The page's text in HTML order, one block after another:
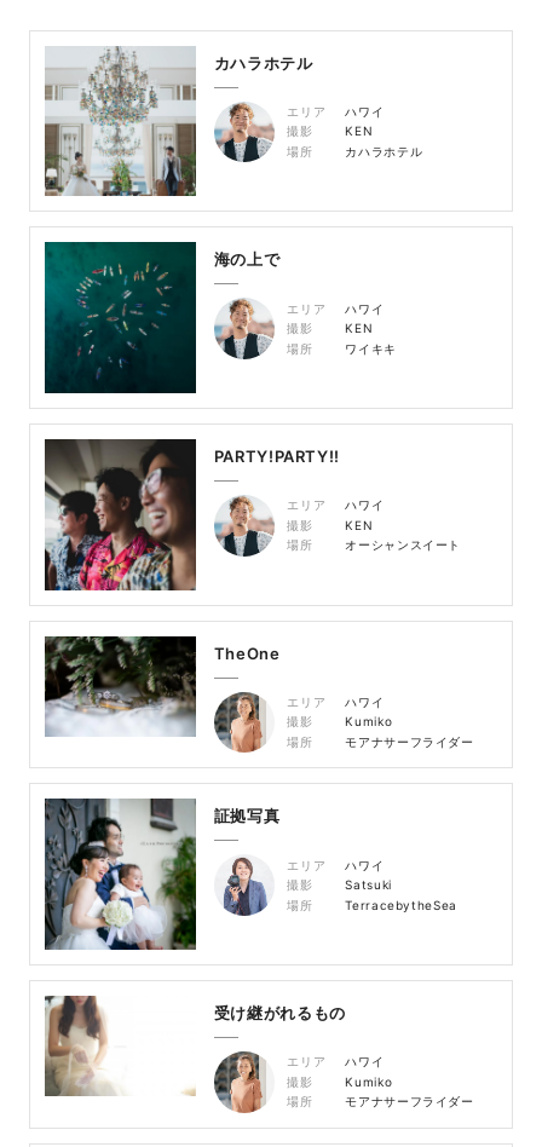
カハラホテル
エリア
ハワイ
撮影
KEN
場所
カハラホテル
海の上で
エリア
ハワイ
撮影
KEN
場所
ワイキキ
PARTY!PARTY!!
エリア
ハワイ
撮影
KEN
場所
オーシャンスイート
TheOne
エリア
ハワイ
撮影
Kumiko
場所
モアナサーフライダー
証拠写真
エリア
ハワイ
撮影
Satsuki
場所
TerracebytheSea
受け継がれるもの
エリア
ハワイ
撮影
Kumiko
場所
モアナサーフライダー